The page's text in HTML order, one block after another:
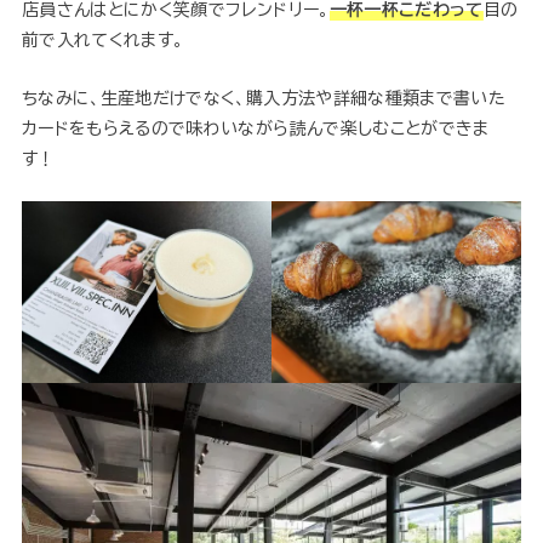
店員さんはとにかく笑顔でフレンドリー。 一杯一杯こだわって目の
前で入れてくれます。
ちなみに、生産地だけでなく、購入方法や詳細な種類まで書いた
カードをもらえるので味わいながら読んで楽しむことができま
す！